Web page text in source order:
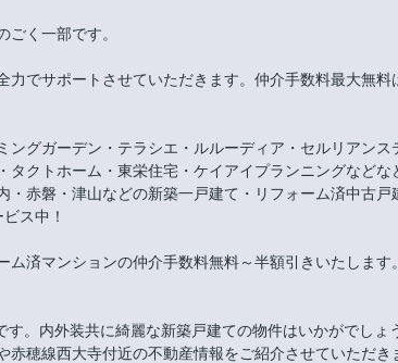
く一部です。
でサポートさせていただきます。仲介手数料最大無料
グガーデン・テラシエ・ルルーディア・セルリアンス
クトホーム・東栄住宅・ケイアイプランニングなどな
赤磐・津山などの新築一戸建て・リフォーム済中古戸
ス中！
済マンションの仲介手数料無料～半額引きいたします。
。内外装共に綺麗な新築戸建ての物件はいかがでしょ
穂線西大寺付近の不動産情報をご紹介させていただき